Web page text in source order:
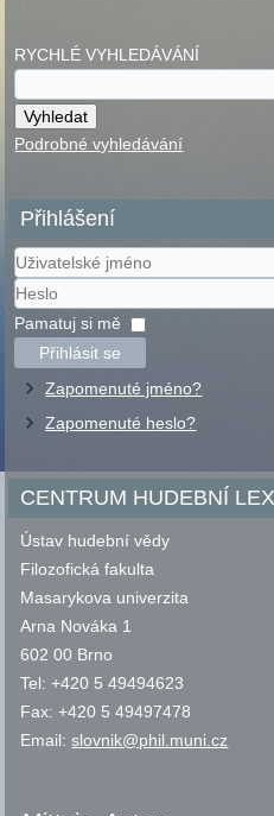
RYCHLÉ VYHLEDÁVÁNÍ
Podrobné vyhledávání
Přihlášení
Uživatelské
jméno
Heslo
Pamatuj si mě
Přihlásit se
Zapomenuté jméno?
Zapomenuté heslo?
CENTRUM HUDEBNÍ
Ústav hudební vědy
Filozofická fakulta
Masarykova univerzita
Arna Nováka 1
602 00 Brno
Tel: +420 5 49494623
Fax: +420 5 49497478
Email:slovnik@phil.muni.cz